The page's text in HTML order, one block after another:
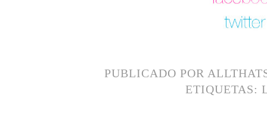
PUBLICADO POR
ETIQUETAS: